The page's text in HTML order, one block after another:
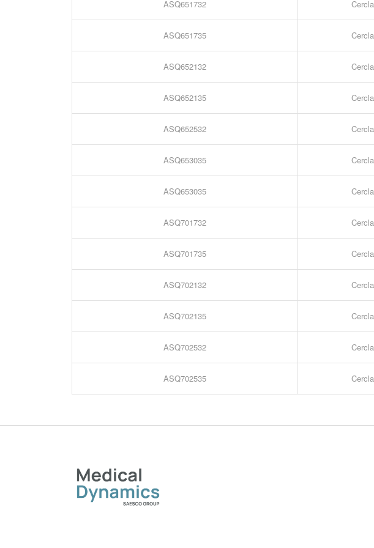
ASQ651732
ASQ651735
ASQ652132
ASQ652135
ASQ652532
ASQ653035
ASQ653035
ASQ701732
ASQ701735
ASQ702132
ASQ702135
ASQ702532
ASQ702535